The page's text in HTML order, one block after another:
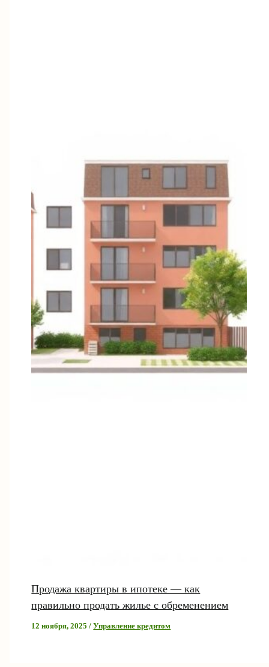
Продажа квартиры в ипотеке — как
правильно продать жилье с обременением
12 ноября, 2025/Управление кредитом